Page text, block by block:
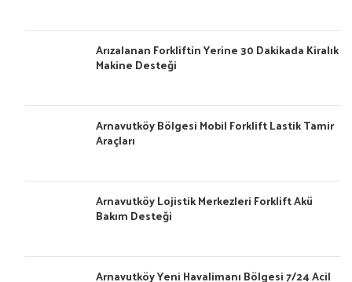
Arızalanan Forkliftin Yerine 30 Dakikada Kiralık
Makine Desteği
Arnavutköy Bölgesi Mobil Forklift Lastik Tamir
Araçları
Arnavutköy Lojistik Merkezleri Forklift Akü
Bakım Desteği
Arnavutköy Yeni Havalimanı Bölgesi 7/24 Acil